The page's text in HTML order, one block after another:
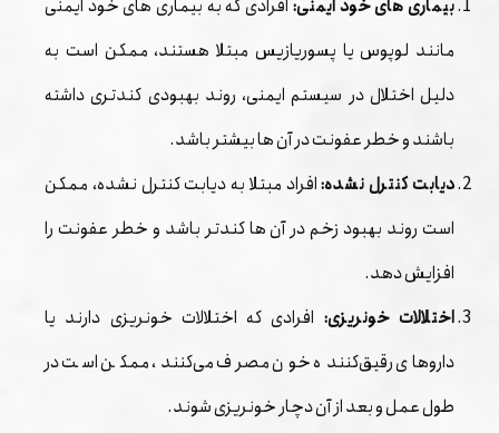
بیماری ‌های خود ایمنی: افرادی که به بیماری ‌های خود ایمنی
مانند لوپوس یا پسوریازیس مبتلا هستند، ممکن است به
دلیل اختلال در سیستم ایمنی، روند بهبودی کندتری داشته
باشند و خطر عفونت در آن ‌ها بیشتر باشد.
دیابت کنترل نشده:افراد مبتلا به دیابت کنترل نشده، ممکن
است روند بهبود زخم در آن ‌ها کندتر باشد و خطر عفونت را
افزایش دهد.
اختلالات خونریزی: افرادی که اختلالات خونریزی دارند یا
داروهای رقیق‌کننده خون مصرف می‌کنند، ممکن است در
طول عمل و بعد از آن دچار خونریزی شوند.